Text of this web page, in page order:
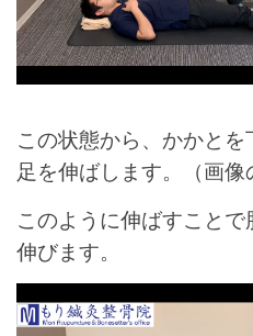
この状態から、かかとを
足を伸ばします。（画像
このように伸ばすこと
伸びます。